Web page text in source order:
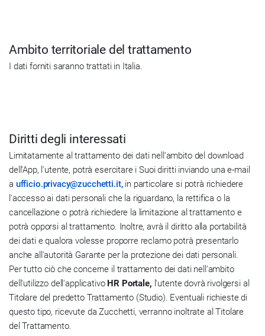
Ambito territoriale del trattamento
I dati forniti saranno trattati in Italia.
Diritti degli interessati
Limitatamente al trattamento dei dati nell'ambito del download
dell'App, l'utente, potrà esercitare i Suoi diritti inviando una e-mail
a ufficio.privacy@zucchetti.it,in particolare si potrà richiedere
l'accesso ai dati personali che la riguardano, la rettifica o la
cancellazione o potrà richiedere la limitazione al trattamento e
potrà opporsi al trattamento. Inoltre, avrà il diritto alla portabilità
dei dati e qualora volesse proporre reclamo potrà presentarlo
anche all'autorità Garante per la protezione dei dati personali.
Per tutto ciò che concerne il trattamento dei dati nell'ambito
dell'utilizzo dell'applicativo HR Portale, l'utente dovrà rivolgersi al
Titolare del predetto Trattamento (Studio). Eventuali richieste di
questo tipo, ricevute da Zucchetti, verranno inoltrate al Titolare
del Trattamento.